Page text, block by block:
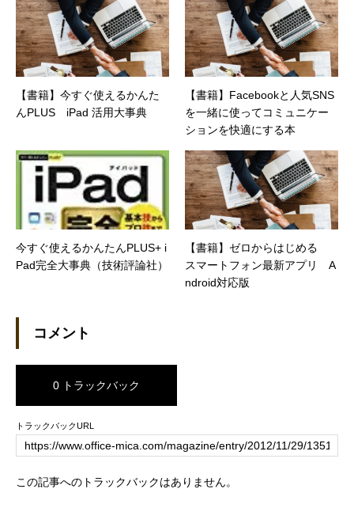
【書籍】今すぐ使えるかんた
んPLUS iPad 活用大事典
【書籍】Facebookと人気SNS
を一緒に使ってコミュニケー
ションを快適にする本
今すぐ使えるかんたんPLUS+ i
Pad完全大事典（技術評論社）
【書籍】ゼロからはじめる
スマートフォン最新アプリ A
ndroid対応版
コメント
0 トラックバック
トラックバックURL
この記事へのトラックバックはありません。